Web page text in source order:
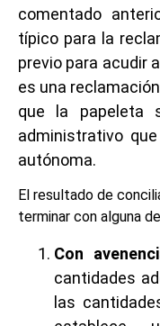
comentado
típico para la
previo para acudir
es una
que la papeleta
administrativo
autónoma.
El resultado de
terminar con alguna
Con
cantidades
las